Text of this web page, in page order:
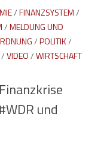
/FINANZSYSTEM/
/MELDUNG UND
/POLITIK/
/VIDEO/WIRTSCHAFT
und